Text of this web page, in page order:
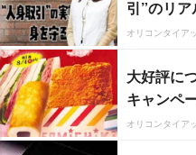
引”のリア
オリコンタイア
大好評に
キャンペ
オリコンタイア